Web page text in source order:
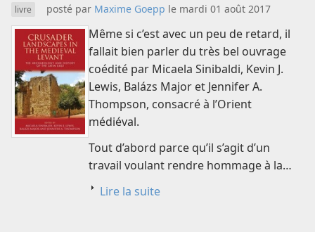
livre posté par Maxime Goepp le mardi 01 août 2017
Même si c’est avec un peu de retard, il
fallait bien parler du très bel ouvrage
coédité par Micaela Sinibaldi, Kevin J.
Lewis, Balázs Major et Jennifer A.
Thompson, consacré à l’Orient
médiéval.
Tout d’abord parce qu’il s’agit d’un
travail voulant rendre hommage à la…
Lire la suite